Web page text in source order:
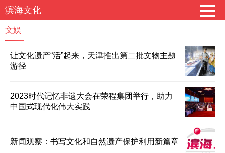
滨海文化
文娱
让文化遗产“活”起来，天津推出第二批文物主题
游径
2023时代记忆非遗大会在荣程集团举行，助力
中国式现代化伟大实践
新闻观察：书写文化和自然遗产保护利用新篇章